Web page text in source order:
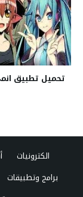
تحميل تطبيق
الكترونيات
برامج وتطبيقات